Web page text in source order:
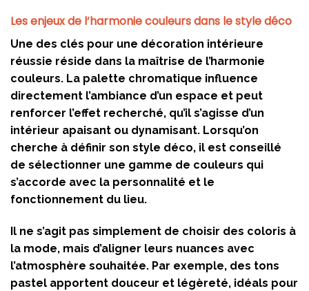
Les enjeux de l’harmonie couleurs dans le style déco
Une des clés pour une décoration intérieure
réussie réside dans la maîtrise de l’harmonie
couleurs. La palette chromatique influence
directement l’ambiance d’un espace et peut
renforcer l’effet recherché, qu’il s’agisse d’un
intérieur apaisant ou dynamisant. Lorsqu’on
cherche à définir son style déco, il est conseillé
de sélectionner une gamme de couleurs qui
s’accorde avec la personnalité et le
fonctionnement du lieu.
Il ne s’agit pas simplement de choisir des coloris à
la mode, mais d’aligner leurs nuances avec
l’atmosphère souhaitée. Par exemple, des tons
pastel apportent douceur et légèreté, idéals pour